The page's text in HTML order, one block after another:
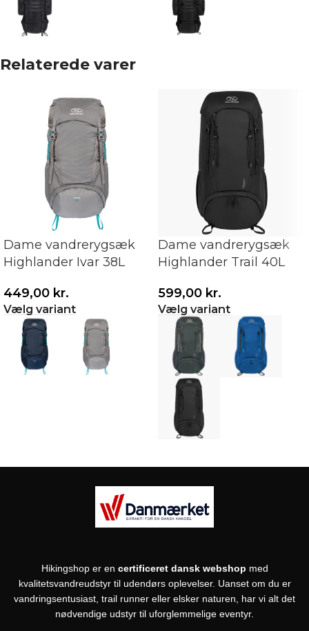
Relaterede varer
Dame vandrerygsæk
Highlander Ivar 38L
449,00 kr.
Vælg variant
Dame vandrerygsæk
Highlander Trail 40L
599,00 kr.
Vælg variant
Hikingshop er en certificeret dansk webshop med
kvalitetsvandreudstyr til udendørs oplevelser. Uanset om du er
vandringsentusiast, trail runner eller elsker naturen, har vi alt det
nødvendige udstyr til uforglemmelige eventyr.